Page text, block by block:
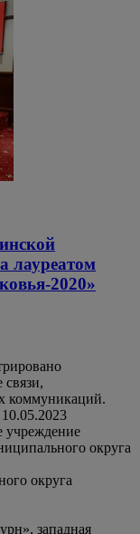
лауреатом
2020»
коммуникаций.
учреждение
округа
округа
западная